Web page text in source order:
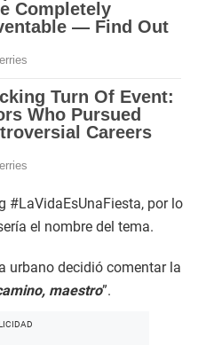
#LaVidaEsUnaFiesta, por lo
el nombre del tema.
urbano decidió comentar la
maestro”.